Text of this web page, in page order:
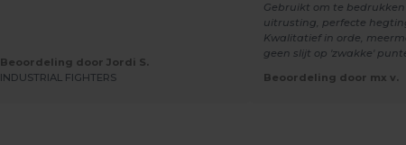
Beoordeling door Jordi S.
INDUSTRIAL FIGHTERS
Gebruikt om te
uitrusting, perfecte
Kwalitatief in orde,
geen slijt op 'zwakke'
Beoordeling door mx v.